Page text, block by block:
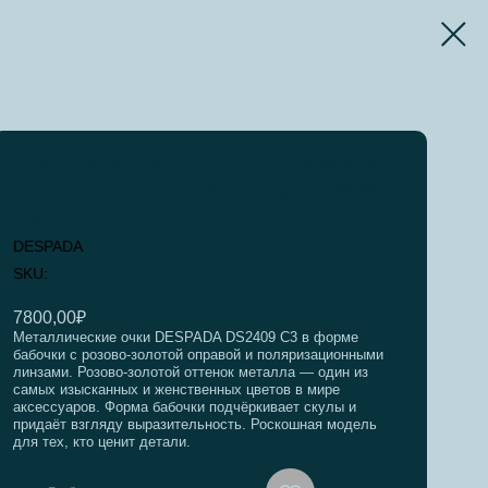
DESPADA
SKU:
7800,00₽
Металлические очки DESPADA DS2409 C3 в форме
бабочки с розово-золотой оправой и поляризационными
линзами. Розово-золотой оттенок металла — один из
самых изысканных и женственных цветов в мире
аксессуаров. Форма бабочки подчёркивает скулы и
придаёт взгляду выразительность. Роскошная модель
для тех, кто ценит детали.